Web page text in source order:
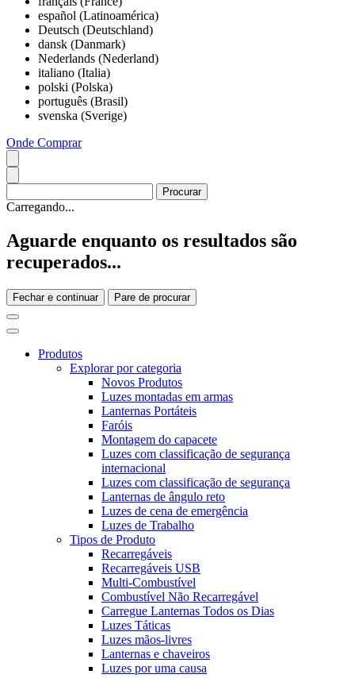
español (Latinoamérica)
Deutsch (Deutschland)
dansk (Danmark)
Nederlands (Nederland)
italiano (Italia)
polski (Polska)
português (Brasil)
svenska (Sverige)
Onde Comprar
Carregando...
Aguarde enquanto os resultados são
recuperados...
Fechar e continuar Pare de procurar
Produtos
Explorar por categoria
Novos Produtos
Luzes montadas em armas
Lanternas Portáteis
Faróis
Montagem do capacete
Luzes com classificação de segurança
internacional
Luzes com classificação de segurança
Lanternas de ângulo reto
Luzes de cena de emergência
Luzes de Trabalho
Tipos de Produto
Recarregáveis
Recarregáveis USB
Multi-Combustível
Combustível Não Recarregável
Carregue Lanternas Todos os Dias
Luzes Táticas
Luzes mãos-livres
Lanternas e chaveiros
Luzes por uma causa